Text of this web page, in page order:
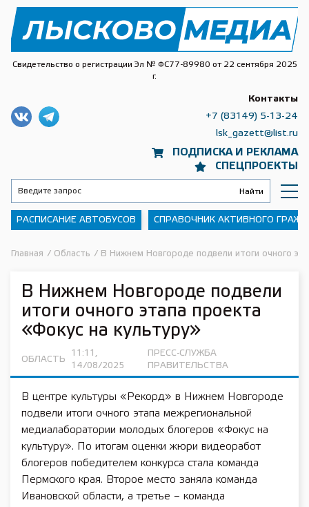
Свидетельство о регистрации Эл № ФС77-89980 от 22 сентября 2025
г.
ПОДПИСКА И РЕКЛАМА
СПЕЦПРОЕКТЫ
Контакты
+7 (83149) 5-13-24
lsk_gazett@list.ru
РАСПИСАНИЕ АВТОБУСОВ СПРАВОЧНИК АКТИВНОГО
Главная / Область / В Нижнем Новгороде подвели итоги очного
В Нижнем Новгороде подвели
итоги очного этапа проекта
«Фокус на культуру»
ОБЛАСТЬ
11:11,
14/08/2025
ПРЕСС-СЛУЖБА
ПРАВИТЕЛЬСТВА
В центре культуры «Рекорд» в Нижнем Новгороде
подвели итоги очного этапа межрегиональной
медиалаборатории молодых блогеров «Фокус на
культуру». По итогам оценки жюри видеоработ
блогеров победителем конкурса стала команда
Пермского края. Второе место заняла команда
Ивановской области, а третье – команда